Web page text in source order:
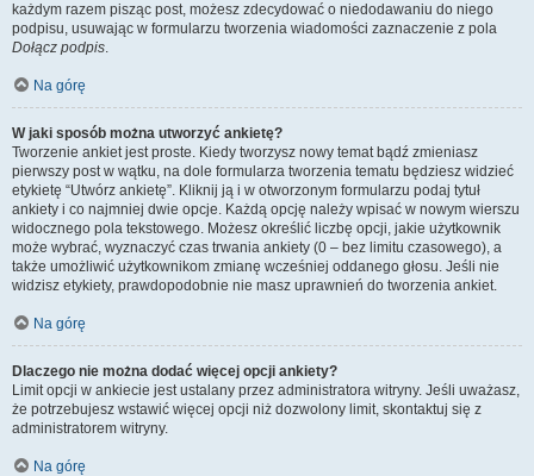
każdym razem pisząc post, możesz zdecydować o niedodawaniu do niego
podpisu, usuwając w formularzu tworzenia wiadomości zaznaczenie z pola
Dołącz podpis.
Na górę
W jaki sposób można utworzyć ankietę?
Tworzenie ankiet jest proste. Kiedy tworzysz nowy temat bądź zmieniasz
pierwszy post w wątku, na dole formularza tworzenia tematu będziesz widzieć
etykietę “Utwórz ankietę”. Kliknij ją i w otworzonym formularzu podaj tytuł
ankiety i co najmniej dwie opcje. Każdą opcję należy wpisać w nowym wierszu
widocznego pola tekstowego. Możesz określić liczbę opcji, jakie użytkownik
może wybrać, wyznaczyć czas trwania ankiety (0 – bez limitu czasowego), a
także umożliwić użytkownikom zmianę wcześniej oddanego głosu. Jeśli nie
widzisz etykiety, prawdopodobnie nie masz uprawnień do tworzenia ankiet.
Na górę
Dlaczego nie można dodać więcej opcji ankiety?
Limit opcji w ankiecie jest ustalany przez administratora witryny. Jeśli uważasz,
że potrzebujesz wstawić więcej opcji niż dozwolony limit, skontaktuj się z
administratorem witryny.
Na górę